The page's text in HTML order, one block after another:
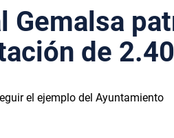
Gemalsa
de
el ejemplo del Ayuntamiento